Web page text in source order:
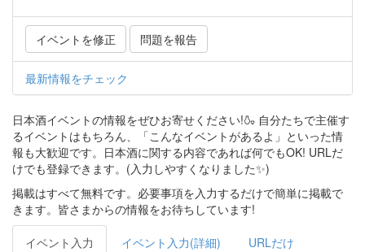
イベントを修正 問題を報告
最新情報をチェック
日本酒イベントの情報をぜひお寄せください!🍶 自分たちで主催す
るイベントはもちろん、「こんなイベントがあるよ」といった情
報も大歓迎です。日本酒に関する内容であれば何でもOK! URLだ
けでも登録できます。(入力しやすくなりました✨)
掲載はすべて無料です。必要事項を入力するだけで簡単に掲載で
きます。皆さまからの情報をお待ちしています!
イベント入力 イベント入力(詳細) URLだけ